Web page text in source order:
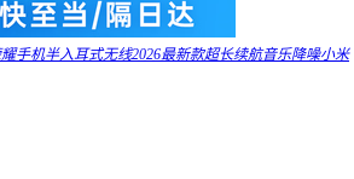
手机半入耳式无线2026最新款超长续航音乐降噪小米